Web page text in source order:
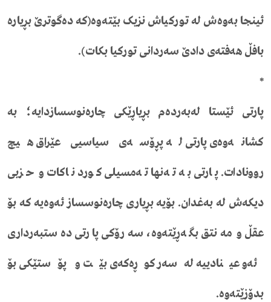
ئینجا بەوەش لە تورکیاش نزیک بێتەوە(کە دەگوترێ بڕیارە
بافڵ هەفتەی دادێ سەردانی تورکیا بکات).
*
پارتی ئێستا لەبەردەم بڕیاڕێکی چارەنوسسازدایە؛ بە
کشانەوەی پارتی لە پڕۆسەی سیاسیی عێراق هیچ
روونادات. پارتی بە تەنها تەمسیلی کورد ناکات و حزبی
دیکەش لە بەغدان. بۆیە بڕیاری چارەنوسساز ئەوەیە کە بۆ
عقڵ و مەنتق بگەڕێتەوە، سەرۆکی پارتی دەستبەرداری
ئەو عینادییە لەسەر کوڕەکەی بێت و پۆستێکی بۆ
بدۆزێتەوە.